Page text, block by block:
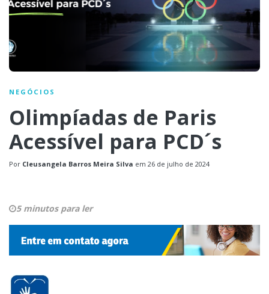
NEGÓCIOS
Olimpíadas de Paris
Acessível para PCD´s
Por Cleusangela Barros Meira Silva em 26 de julho de 2024
5 minutos para ler